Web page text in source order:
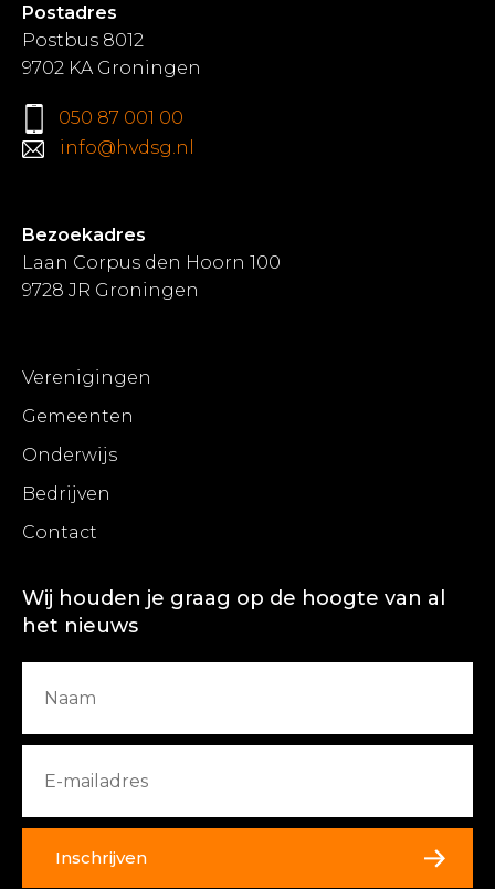
Postadres
Postbus 8012
9702 KA Groningen
050 87 001 00
info@hvdsg.nl
Bezoekadres
Laan Corpus den Hoorn 100
9728 JR Groningen
Verenigingen
Gemeenten
Onderwijs
Bedrijven
Contact
Wij houden je graag op de hoogte van al
het nieuws
Inschrijven